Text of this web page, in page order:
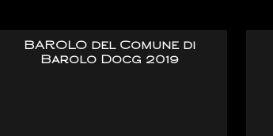
BAROLO del Comune di
Barolo Docg 2019